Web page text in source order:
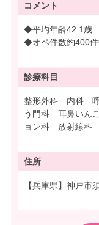
コメント
◆平均年齢42.1歳
◆オペ件数約400件
診療科目
整形外科 内科
う門科 耳鼻いん
ョン科 放射線科
住所
【兵庫県】神戸市